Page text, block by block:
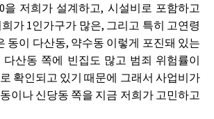
을 저희가 설계하고, 시설비로 포함하고
가 1인가구가 많은, 그리고 특히 고연령
동이 다산동, 약수동 이렇게 포진돼 있는
다산동 쪽에 빈집도 많고 범죄 위험률이
확인되고 있기 때문에 그래서 사업비가
이나 신당동 쪽을 지금 저희가 고민하고